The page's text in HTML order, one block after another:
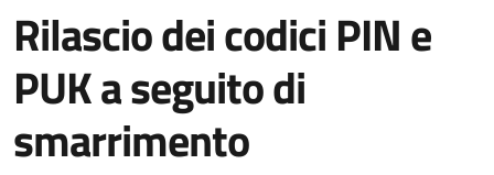
Rilascio dei codici PIN e
PUK a seguito di
smarrimento